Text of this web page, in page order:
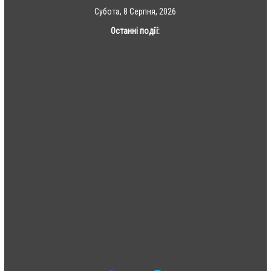
Субота, 8 Серпня, 2026
Останні події: